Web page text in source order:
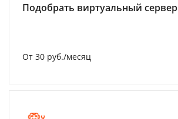
Подобрать виртуальный сервер
От 30 руб./месяц